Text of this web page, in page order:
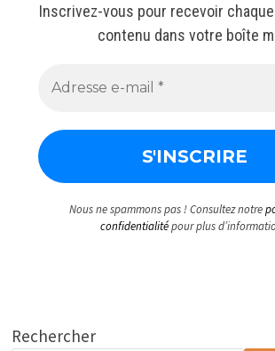
Inscrivez-vous pour recevoir
contenu dans votre boîte
Nous ne spammons pas ! Consultez notre
confidentialitépour plus
Rechercher